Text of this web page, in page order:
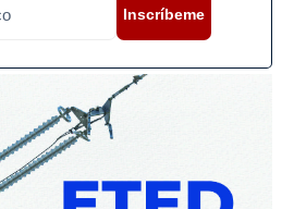
Inscríbeme